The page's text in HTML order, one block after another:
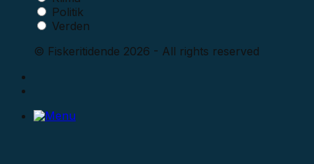
Politik
Verden
© Fiskeritidende 2026 - All rights reserved